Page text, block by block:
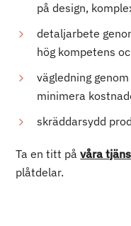
på design,
detaljarbete
hög kompetens
vägledning
minimera
skräddarsydd
Ta en titt påvåra
plåtdelar.